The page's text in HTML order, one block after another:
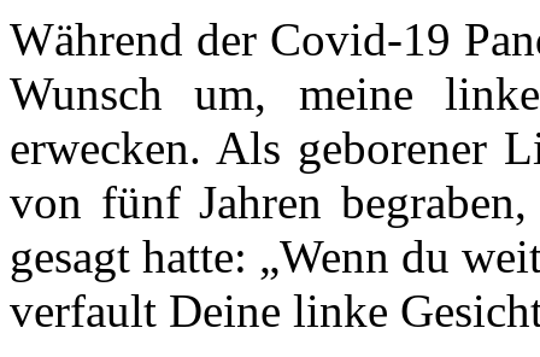
Während der Covid-19
Wunsch um, meine
erwecken. Als geborener
von fünf Jahren
gesagt hatte: „Wenn du
verfault Deine linke